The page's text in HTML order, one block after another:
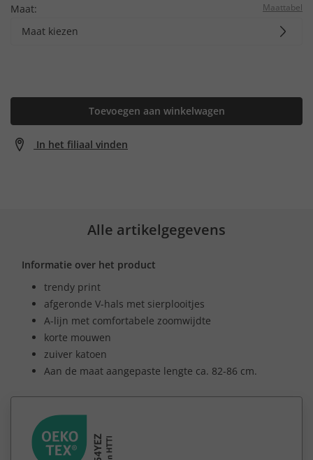
Maat: Maattabel
Maat kiezen
Toevoegen aan winkelwagen
In het filiaal vinden
Alle artikelgegevens
Informatie over het product
trendy print
afgeronde V-hals met sierplooitjes
A-lijn met comfortabele zoomwijdte
korte mouwen
zuiver katoen
Aan de maat aangepaste lengte ca. 82-86 cm.